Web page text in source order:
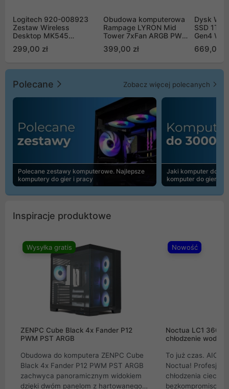
Logitech 920-008923
Zestaw Wireless
Desktop MK545
299,00 zł
Obudowa komputerowa
Rampage LYRON Mid
Tower 7xFan ARGB PWM
399,00 zł
Dysk WD
SSD 1TB
Gen4
669,00
Polecane Zobacz więcej polecanych
Polecane zestawy komputerowe. Najlepsze
komputery do gier i pracy
Jaki komputer do
komputer do gier |
Inspiracje produktowe
Wysyłka gratis
ZENPC Cube Black 4x Fander P12
PWM PST ARGB
Obudowa do komputera ZENPC Cube
Black 4x Fander P12 PWM PST ARGB
zachwyca panoramicznym widokiem
dzięki dwóm panelom z hartowanego
Nowość
Noctua LC1
chłodzenie wodne
To już czas. AIO
Noctua!
chłodzenia cieczą